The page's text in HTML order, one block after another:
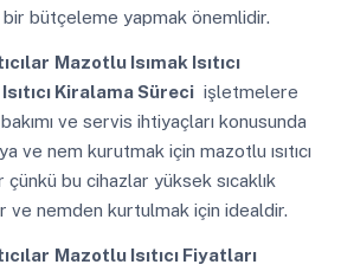
bütçeleme yapmak önemlidir.
Mazotlu Isımak Isıtıcı
Kiralama Süreciişletmelere
ve servis ihtiyaçları konusunda
ve nem kurutmak için mazotlu ısıtıcı
bu cihazlar yüksek sıcaklık
ve nemden kurtulmak için idealdir.
Mazotlu Isıtıcı Fiyatları